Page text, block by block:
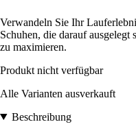
Verwandeln Sie Ihr
Schuhen, die darauf
zu maximieren.
Produkt nicht verfügbar
Alle Varianten ausverkauft
Beschreibung